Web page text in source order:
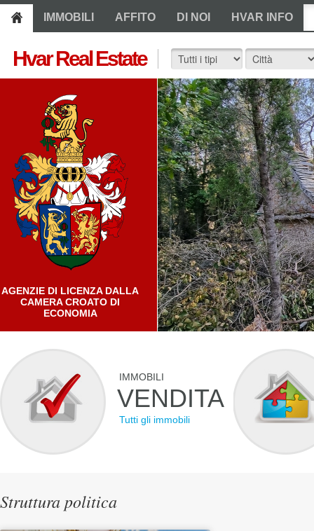
IMMOBILI AFFITO DI NOI HVAR INFO
Hvar Real Estate
AGENZIE DI LICENZA DALLA
CAMERA CROATO DI
ECONOMIA
IMMOBILI
VENDITA
Tutti gli immobili
Struttura politica